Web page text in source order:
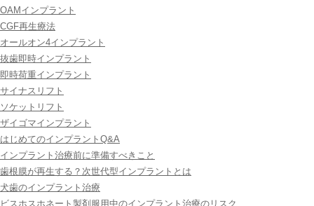
OAMインプラント
CGF再生療法
オールオン4インプラント
抜歯即時インプラント
即時荷重インプラント
サイナスリフト
ソケットリフト
ザイゴマインプラント
はじめてのインプラントQ&A
インプラント治療前に準備すべきこと
歯根膜が再生する？次世代型インプラントとは
犬歯のインプラント治療
ビスホスホネート製剤服用中のインプラント治療のリスク